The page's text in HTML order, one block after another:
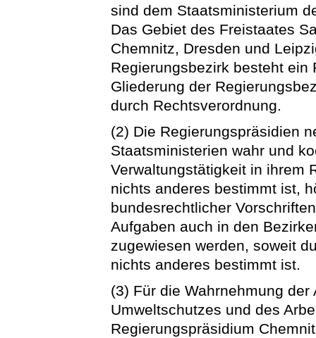
sind dem Staatsministerium
Das Gebiet des Freistaates
Chemnitz, Dresden und
Regierungsbezirk besteht
Gliederung der
durch Rechtsverordnung.
(2) Die Regierungspräsidien
Staatsministerien wahr und
Verwaltungstätigkeit in ihrem
nichts anderes bestimmt ist,
bundesrechtlicher
Aufgaben auch in den
zugewiesen werden, soweit
nichts anderes bestimmt ist.
(3) Für die Wahrnehmung
Umweltschutzes und des
Regierungspräsidium